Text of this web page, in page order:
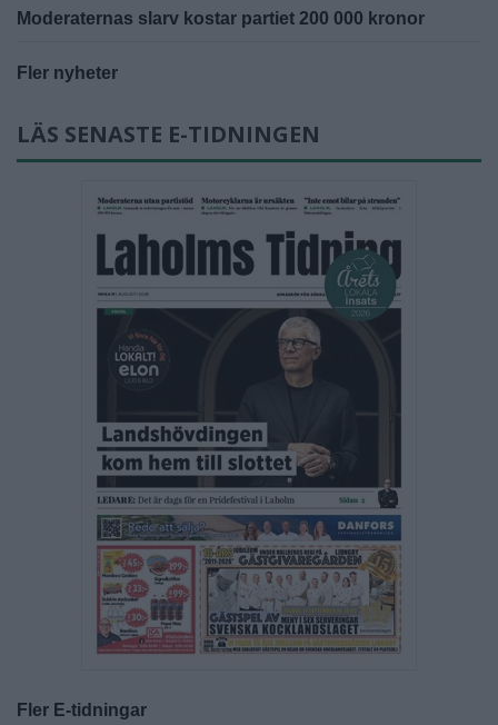
Moderaternas slarv kostar partiet 200 000 kronor
Fler nyheter
LÄS SENASTE E-TIDNINGEN
Fler E-tidningar